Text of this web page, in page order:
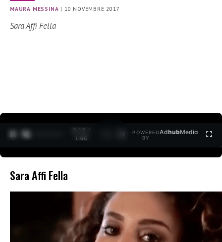
MAURA MESSINA | 10 NOVEMBRE 2017
Sara Affi Fella
0:12 /
1:40
POWERED
BY
AdhubMedia
Sara Affi Fella